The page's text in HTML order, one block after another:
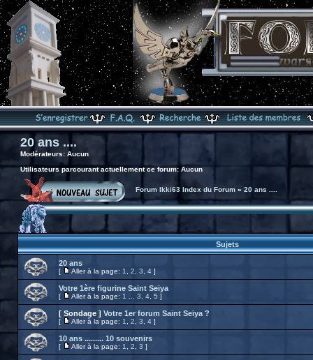
20 ans ....
Modérateurs: Aucun
Utilisateurs parcourant actuellement ce forum: Aucun
Forum Ikki63 Index du Forum» 20 ans ....
Sujets
20 ans
[ Aller à la page: 1 2 3 4]
Votre 1ère figurine Saint Seiya
[ Aller à la page: 1 3 4, 5 ]
[ Sondage ] Votre 1er forum Saint Seiya ?
[ Aller à la page: 1 2 3 4]
10 ans ......... 10 souvenirs
[ Aller à la page: 1 2 3 ]